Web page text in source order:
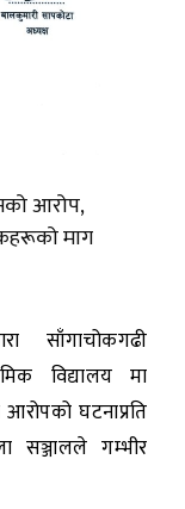
आरोप,
माग
साँगाचोकगढी
विद्यालय मा
आरोपको घटनाप्रति
सञ्जालले गम्भीर